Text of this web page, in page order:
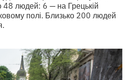
48 людей: 6 — на Грецькій
полі. Близько 200 людей